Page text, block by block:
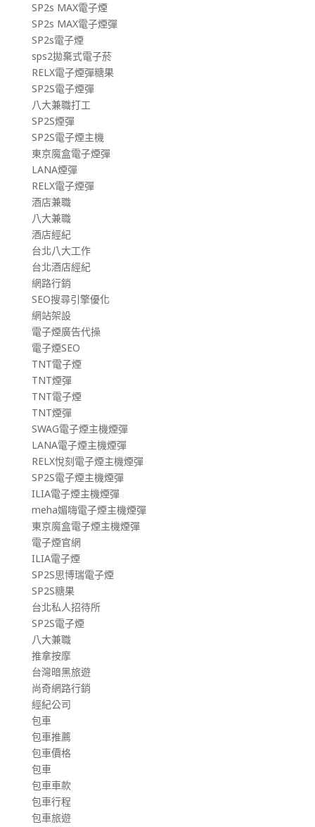
SP2s MAX電子煙
SP2s MAX電子煙彈
SP2s電子煙
sps2拋棄式電子菸
RELX電子煙彈糖果
SP2S電子煙彈
八大兼職打工
SP2S煙彈
SP2S電子煙主機
東京魔盒電子煙彈
LANA煙彈
RELX電子煙彈
酒店兼職
八大兼職
酒店經紀
台北八大工作
台北酒店經紀
網路行銷
SEO搜尋引擎優化
網站架設
電子煙廣告代操
電子煙SEO
TNT電子煙
TNT煙彈
TNT電子煙
TNT煙彈
SWAG電子煙主機煙彈
LANA電子煙主機煙彈
RELX悅刻電子煙主機煙彈
SP2S電子煙主機煙彈
ILIA電子煙主機煙彈
meha媚嗨電子煙主機煙彈
東京魔盒電子煙主機煙彈
電子煙官網
ILIA電子煙
SP2S思博瑞電子煙
SP2S糖果
台北私人招待所
SP2S電子煙
八大兼職
推拿按摩
台灣暗黑旅遊
尚奇網路行銷
經紀公司
包車
包車推薦
包車價格
包車
包車車款
包車行程
包車旅遊